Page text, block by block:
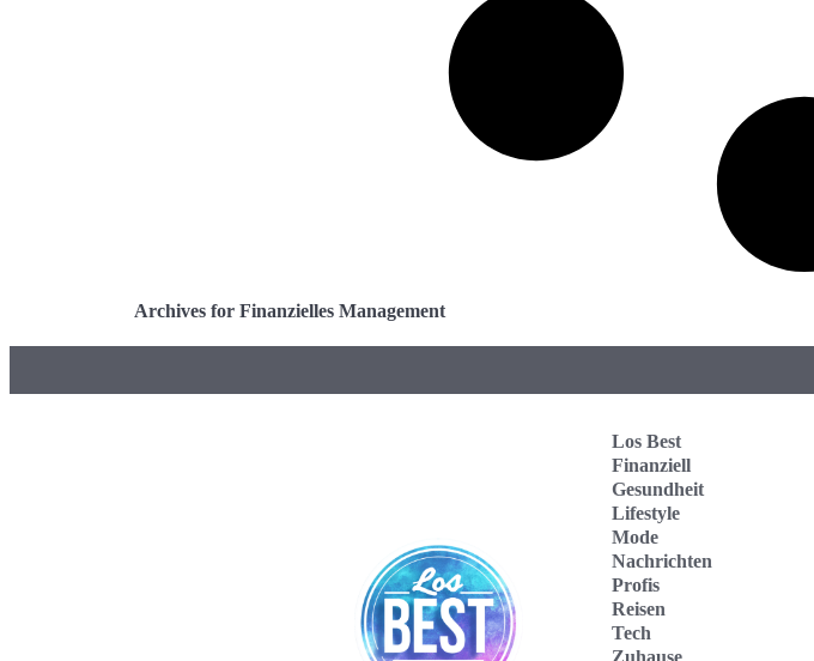
Archives for Finanzielles Management
Los Best
Finanziell
Gesundheit
Lifestyle
Mode
Nachrichten
Profis
Reisen
Tech
Zuhause